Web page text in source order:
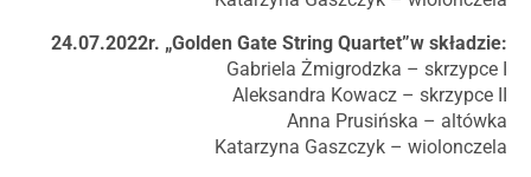
24.07.2022r. „Golden Gate String Quartet”w składzie:
Gabriela Żmigrodzka – skrzypce I
Aleksandra Kowacz – skrzypce II
Anna Prusińska – altówka
Katarzyna Gaszczyk – wiolonczela